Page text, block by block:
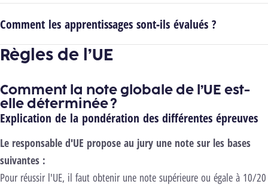
Comment les apprentissages sont-ils évalués ?
Règles de l’UE
Comment la note globale de l’UE est-
elle déterminée ?
Explication de la pondération des différentes épreuves
Le responsable d'UE propose au jury une note sur les bases
suivantes :
Pour réussir l'UE, il faut obtenir une note supérieure ou égale à 10/20